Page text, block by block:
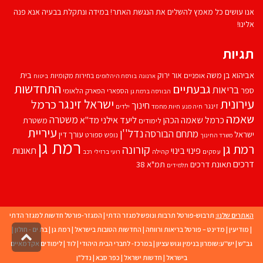
אנו עושים כל מאמץ להשלים את הנגשת האתר! במידה ונתקלת בבעיה אנא פנה
אלינו!
תגיות
אביהוא בן משהאופניים אור ירוק ארנונה בורסת היהלומים בחירות מקומיות ביטוח בית
ספרבריאותגבעתיים הבורסה ברמת גן הספארי הפארק הלאומי התחדשות
עירוניתזינגר חיה מנע חיות מחמד חינוך ילדים ישראל זינגרכרמל
שאמה כרמל שאמה הכהן לימודים ליעד אילנימד''אמשטרה משטרת
ישראל משרד החינוך מתחם הבורסהנדל''ן נופש ספורט עורך דין עיריית
רמת גן עסקים פינוי בינוי קהילה קורונה רועי ברזילי רכב רמת גן תאונות
דרכים תאונת דרכים תלמידים תמ"א 38
האתרים שלנו: תרבוש-פורטל תרבות ונופש למגזר הדתי | המגזר-פורטל חדשות למגזר הדתי
| מודיעין | מדינט – פורטל בריאות ורווחה | החדשות הטובות בישראל | רמת גן | בת ים - חולון |
גב"ש | יש''ע:שומרון בנימין וגוש עציון | במרכז- לחברי הבית היהודי |לוד |לימודים אקדמאיים
בישראל | חדשות ישראל | כפר סבא | נדל"ן